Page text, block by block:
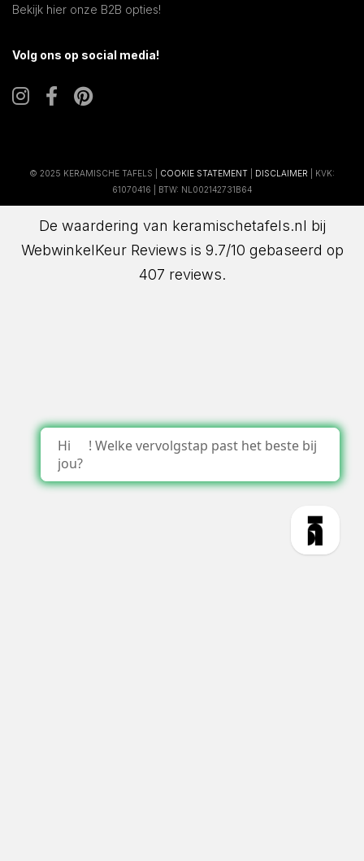
Bekijk hier onze B2B opties!
Volg ons op social media!
© 2025 KERAMISCHE TAFELS | COOKIE STATEMENT DISCLAIMER | KVK:
61070416 | BTW: NL002142731B64
De waardering van keramischetafels.nl bij
WebwinkelKeur Reviews is 9.7/10 gebaseerd op
407 reviews.
Hi
! Welke vervolgstap past het beste bij
jou?